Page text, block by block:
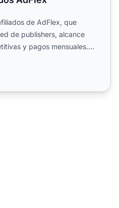
de AdFlex, que
de publishers, alcance
y pagos mensuales.